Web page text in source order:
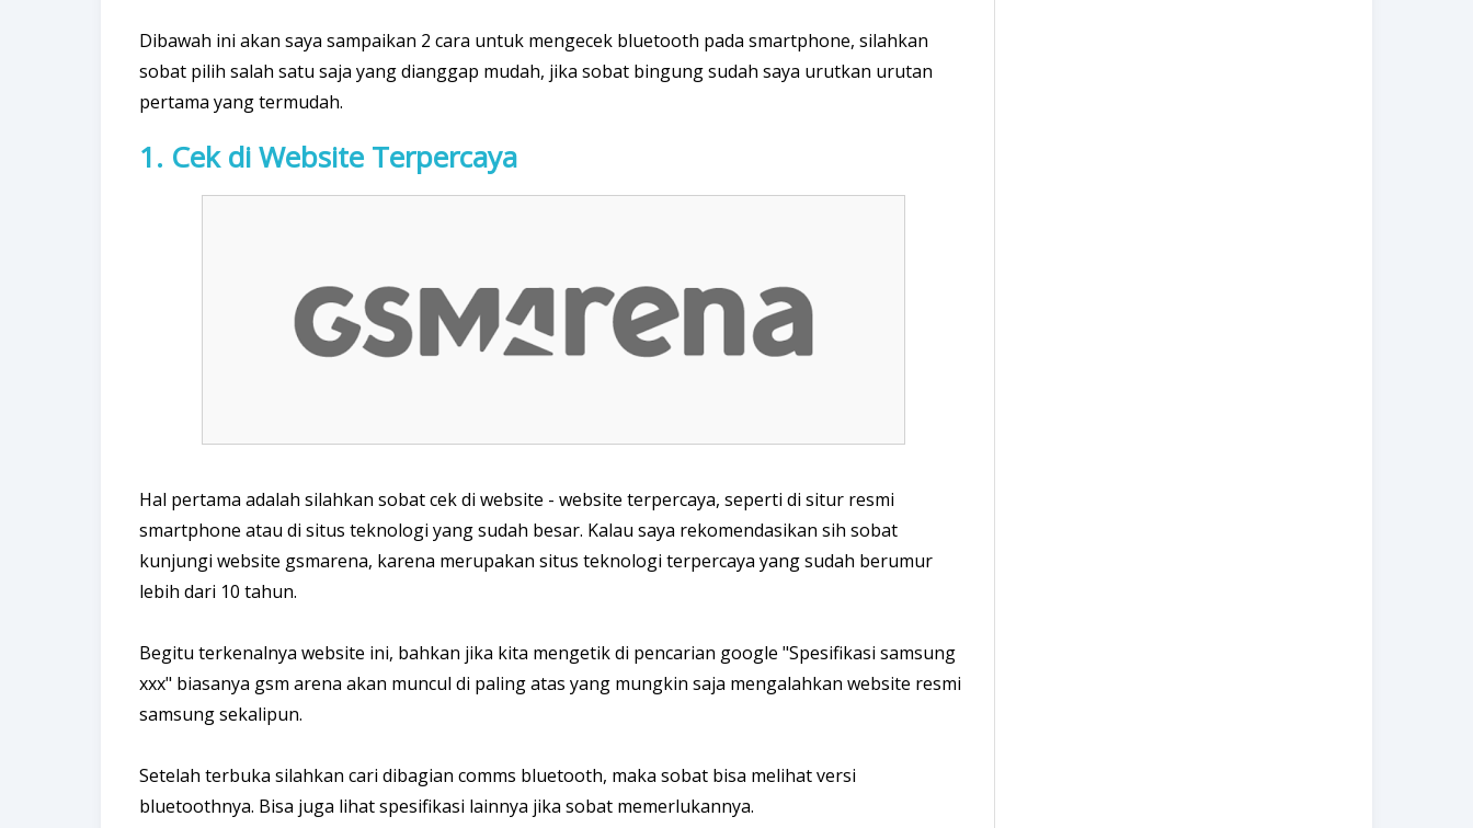
Dibawah ini akan saya sampaikan 2 cara untuk mengecek bluetooth pada smartphone, silahkan
sobat pilih salah satu saja yang dianggap mudah, jika sobat bingung sudah saya urutkan urutan
pertama yang termudah.
1. Cek di Website Terpercaya
Hal pertama adalah silahkan sobat cek di website - website terpercaya, seperti di situr resmi
smartphone atau di situs teknologi yang sudah besar. Kalau saya rekomendasikan sih sobat
kunjungi website gsmarena, karena merupakan situs teknologi terpercaya yang sudah berumur
lebih dari 10 tahun.
Begitu terkenalnya website ini, bahkan jika kita mengetik di pencarian google "Spesifikasi samsung
xxx" biasanya gsm arena akan muncul di paling atas yang mungkin saja mengalahkan website resmi
samsung sekalipun.
Setelah terbuka silahkan cari dibagian comms bluetooth, maka sobat bisa melihat versi
bluetoothnya. Bisa juga lihat spesifikasi lainnya jika sobat memerlukannya.